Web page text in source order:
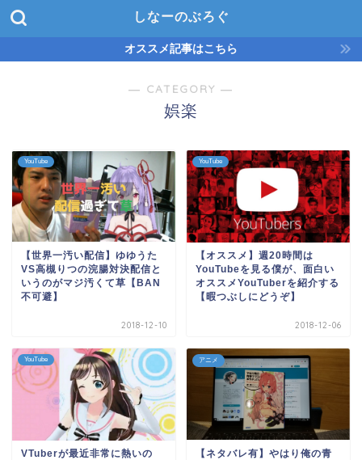
しなーのぶろぐ
オススメ記事はこちら
― CATEGORY ―
娯楽
YouTube
【世界一汚い配信】ゆゆうた
VS高槻りつの浣腸対決配信と
いうのがマジ汚くて草【BAN
不可避】
2018-12-10
YouTube
【オススメ】週20時間は
YouTubeを見る僕が、面白い
オススメYouTuberを紹介する
【暇つぶしにどうぞ】
2018-12-06
YouTube
VTuberが最近非常に熱いの
アニメ
【ネタバレ有】やはり俺の青